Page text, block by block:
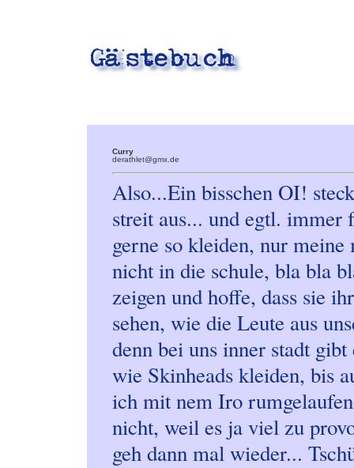
Curry
derathlet@gmx.de
Also...Ein bisschen OI!
streit aus... und egtl.
gerne so kleiden, nur
nicht in die schule, bla bla
zeigen und hoffe, dass sie
sehen, wie die Leute aus
denn bei uns inner stadt
wie Skinheads kleiden, bis
ich mit nem Iro
nicht, weil es ja viel zu
geh dann mal wieder...